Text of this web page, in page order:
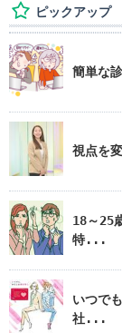
ピックアップ
簡単な
視点を
18～25
特...
いつで
社...